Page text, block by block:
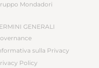
Mondadori
GENERALI
sulla Privacy
Policy